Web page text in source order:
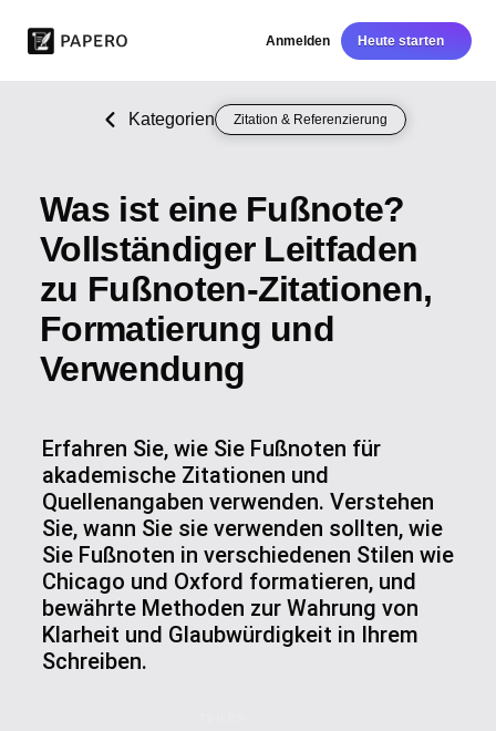
Anmelden Heute starten
Kategorien Zitation & Referenzierung
Was ist eine Fußnote?
Vollständiger Leitfaden
zu Fußnoten-Zitationen,
Formatierung und
Verwendung
Erfahren Sie, wie Sie Fußnoten für
akademische Zitationen und
Quellenangaben verwenden. Verstehen
Sie, wann Sie sie verwenden sollten, wie
Sie Fußnoten in verschiedenen Stilen wie
Chicago und Oxford formatieren, und
bewährte Methoden zur Wahrung von
Klarheit und Glaubwürdigkeit in Ihrem
Schreiben.